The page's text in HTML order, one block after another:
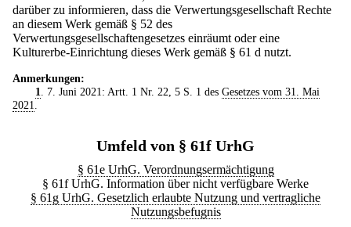
darüber zu informieren, dass die Verwertungsgesellschaft Rechte
an diesem Werk gemäß § 52 des
Verwertungsgesellschaftengesetzes einräumt oder eine
Kulturerbe-Einrichtung dieses Werk gemäß § 61 d nutzt.
Anmerkungen:
1
. 7. Juni 2021: Artt. 1 Nr. 22, 5 S. 1 des Gesetzes vom 31. Mai
2021
Umfeld von § 61f UrhG
§ 61e UrhG. Verordnungsermächtigung
§ 61f UrhG. Information über nicht verfügbare Werke
§ 61g UrhG. Gesetzlich erlaubte Nutzung und vertragliche
Nutzungsbefugnis